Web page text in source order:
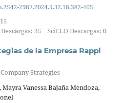
2987.2024.9.32.18.382-405
35 SciELO Descargas: 0
de la Empresa Rappi
Strategies
Vanessa Bajaña Mendoza,